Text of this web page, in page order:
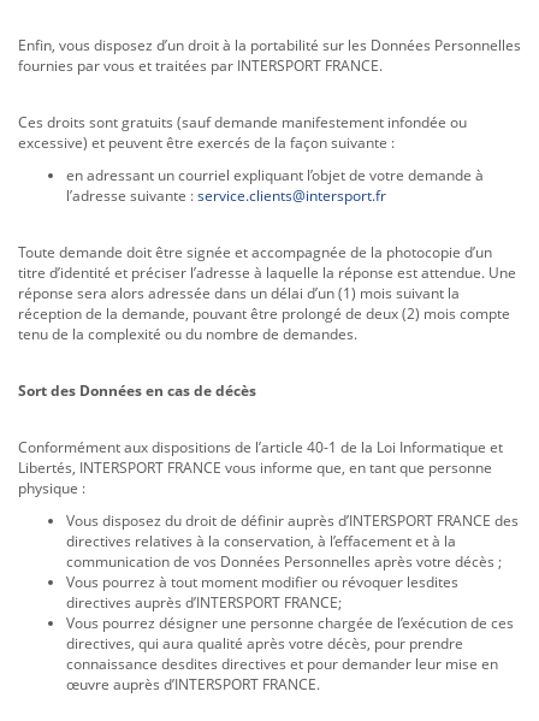
Enfin, vous disposez d’un droit à la portabilité sur les Données Personnelles
fournies par vous et traitées par INTERSPORT FRANCE.
Ces droits sont gratuits (sauf demande manifestement infondée ou
excessive) et peuvent être exercés de la façon suivante :
en adressant un courriel expliquant l’objet de votre demande à
l’adresse suivante :service.clients@intersport.fr
Toute demande doit être signée et accompagnée de la photocopie d’un
titre d’identité et préciser l’adresse à laquelle la réponse est attendue. Une
réponse sera alors adressée dans un délai d’un (1) mois suivant la
réception de la demande, pouvant être prolongé de deux (2) mois compte
tenu de la complexité ou du nombre de demandes.
Sort des Données en cas de décès
Conformément aux dispositions de l’article 40-1 de la Loi Informatique et
Libertés, INTERSPORT FRANCE vous informe que, en tant que personne
physique :
Vous disposez du droit de définir auprès d’INTERSPORT FRANCE des
directives relatives à la conservation, à l’effacement et à la
communication de vos Données Personnelles après votre décès ;
Vous pourrez à tout moment modifier ou révoquer lesdites
directives auprès d’INTERSPORT FRANCE;
Vous pourrez désigner une personne chargée de l’exécution de ces
directives, qui aura qualité après votre décès, pour prendre
connaissance desdites directives et pour demander leur mise en
œuvre auprès d’INTERSPORT FRANCE.